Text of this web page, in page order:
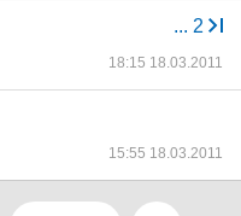
... 2
18:15 18.03.2011
15:55 18.03.2011